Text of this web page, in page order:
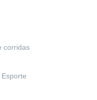
corridas